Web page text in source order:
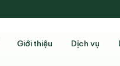
Giới thiệu Dịch vụ